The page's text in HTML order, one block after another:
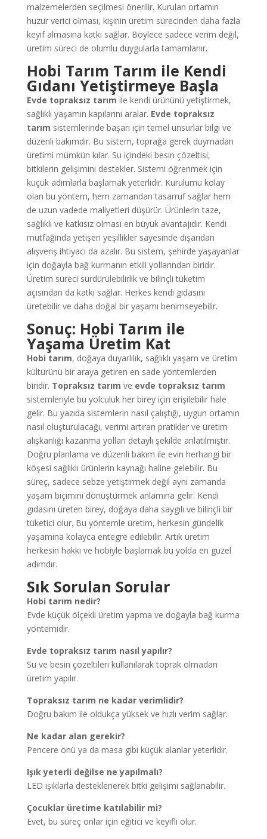
malzemelerden seçilmesi önerilir. Kurulan ortamın
huzur verici olması, kişinin üretim sürecinden daha fazla
keyif almasına katkı sağlar. Böylece sadece verim değil,
üretim süreci de olumlu duygularla tamamlanır.
Hobi Tarım Tarım ile Kendi
Gıdanı Yetiştirmeye Başla
Evde topraksız tarım ile kendi ürününü yetiştirmek,
sağlıklı yaşamın kapılarını aralar. Evde topraksız
tarım sistemlerinde başarı için temel unsurlar bilgi ve
düzenli bakımdır. Bu sistem, toprağa gerek duymadan
üretimi mümkün kılar. Su içindeki besin çözeltisi,
bitkilerin gelişimini destekler. Sistemi öğrenmek için
küçük adımlarla başlamak yeterlidir. Kurulumu kolay
olan bu yöntem, hem zamandan tasarruf sağlar hem
de uzun vadede maliyetleri düşürür. Ürünlerin taze,
sağlıklı ve katkısız olması en büyük avantajıdır. Kendi
mutfağında yetişen yeşillikler sayesinde dışarıdan
alışveriş ihtiyacı da azalır. Bu sistem, şehirde yaşayanlar
için doğayla bağ kurmanın etkili yollarından biridir.
Üretim süreci sürdürülebilirlik ve bilinçli tüketim
açısından da katkı sağlar. Herkes kendi gıdasını
üretebilir ve daha doğal bir yaşamı benimseyebilir.
Sonuç: Hobi Tarım ile
Yaşama Üretim Kat
Hobi tarım, doğaya duyarlılık, sağlıklı yaşam ve üretim
kültürünü bir araya getiren en sade yöntemlerden
biridir. Topraksız tarım ve evde topraksız tarım
sistemleriyle bu yolculuk her birey için erişilebilir hale
gelir. Bu yazıda sistemlerin nasıl çalıştığı, uygun ortamın
nasıl oluşturulacağı, verimi artıran pratikler ve üretim
alışkanlığı kazanma yolları detaylı şekilde anlatılmıştır.
Doğru planlama ve düzenli bakım ile evin herhangi bir
köşesi sağlıklı ürünlerin kaynağı haline gelebilir. Bu
süreç, sadece sebze yetiştirmek değil aynı zamanda
yaşam biçimini dönüştürmek anlamına gelir. Kendi
gıdasını üreten birey, doğaya daha saygılı ve bilinçli bir
tüketici olur. Bu yöntemle üretim, herkesin gündelik
yaşamına kolayca entegre edilebilir. Artık üretim
herkesin hakkı ve hobiyle başlamak bu yolda en güzel
adımdır.
Sık Sorulan Sorular
Hobi tarım nedir?
Evde küçük ölçekli üretim yapma ve doğayla bağ kurma
yöntemidir.
Evde topraksız tarım nasıl yapılır?
Su ve besin çözeltileri kullanılarak toprak olmadan
üretim yapılır.
Topraksız tarım ne kadar verimlidir?
Doğru bakım ile oldukça yüksek ve hızlı verim sağlar.
Ne kadar alan gerekir?
Pencere önü ya da masa gibi küçük alanlar yeterlidir.
Işık yeterli değilse ne yapılmalı?
LED ışıklarla desteklenerek bitki gelişimi sağlanabilir.
Çocuklar üretime katılabilir mi?
Evet, bu süreç onlar için eğitici ve keyifli olur.